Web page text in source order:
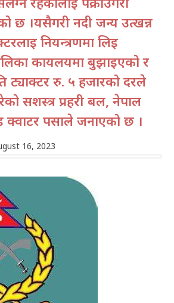
छ ।यसैगरी नदी जन्य उत्खन्न
नियन्त्रणमा लिई
कार्यलयमा बुझाईएको र
ट्याक्टर रु. ५ हजारको दरले
सशस्त्र प्रहरी बल, नेपाल
पर्साले जनाएको छ ।
16, 2023